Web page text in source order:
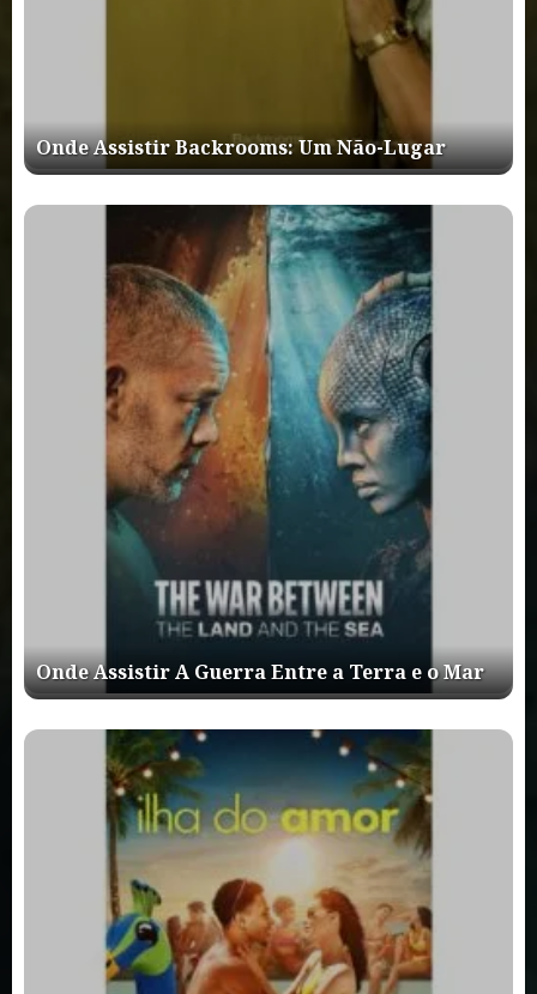
Onde Assistir Backrooms: Um Não-Lugar
Onde Assistir A Guerra Entre a Terra e o Mar